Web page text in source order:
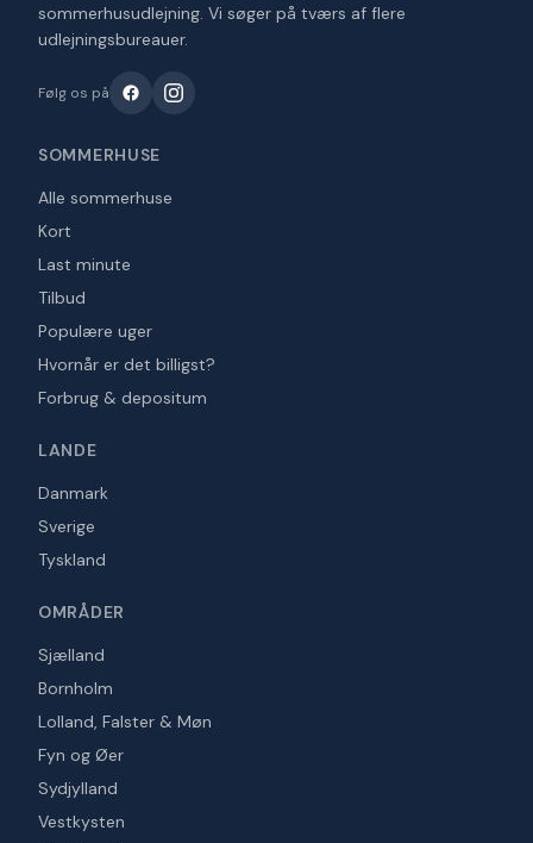
sommerhusudlejning. Vi søger på tværs af flere
udlejningsbureauer.
Følg os på
SOMMERHUSE
Alle sommerhuse
Kort
Last minute
Tilbud
Populære uger
Hvornår er det billigst?
Forbrug & depositum
LANDE
Danmark
Sverige
Tyskland
OMRÅDER
Sjælland
Bornholm
Lolland, Falster & Møn
Fyn og Øer
Sydjylland
Vestkysten